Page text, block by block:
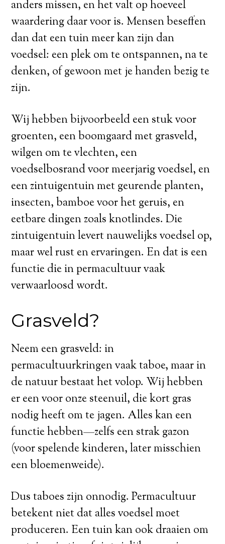
anders missen, en het valt op hoeveel
waardering daar voor is. Mensen beseffen
dan dat een tuin meer kan zijn dan
voedsel: een plek om te ontspannen, na te
denken, of gewoon met je handen bezig te
zijn.
Wij hebben bijvoorbeeld een stuk voor
groenten, een boomgaard met grasveld,
wilgen om te vlechten, een
voedselbosrand voor meerjarig voedsel, en
een zintuigentuin met geurende planten,
insecten, bamboe voor het geruis, en
eetbare dingen zoals knotlindes. Die
zintuigentuin levert nauwelijks voedsel op,
maar wel rust en ervaringen. En dat is een
functie die in permacultuur vaak
verwaarloosd wordt.
Grasveld?
Neem een grasveld: in
permacultuurkringen vaak taboe, maar in
de natuur bestaat het volop. Wij hebben
er een voor onze steenuil, die kort gras
nodig heeft om te jagen. Alles kan een
functie hebben—zelfs een strak gazon
(voor spelende kinderen, later misschien
een bloemenweide).
Dus taboes zijn onnodig. Permacultuur
betekent niet dat alles voedsel moet
produceren. Een tuin kan ook draaien om